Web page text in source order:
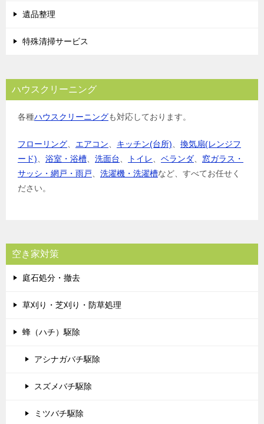
遺品整理
特殊清掃サービス
ハウスクリーニング
各種ハウスクリーニングも対応しております。
フローリング エアコン キッチン(台所)
換気扇(レンジフ
ード)
浴室・浴槽 洗面台 トイレ ベランダ
窓ガラス・
サッシ・網戸・雨戸
洗濯機・洗濯槽など、すべてお任せく
ださい。
空き家対策
庭石処分・撤去
草刈り・芝刈り・防草処理
蜂（ハチ）駆除
アシナガバチ駆除
スズメバチ駆除
ミツバチ駆除